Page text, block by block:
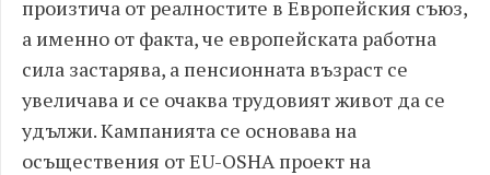
произтича от реалностите в Европейския съюз,
а именно от факта, че европейската работна
сила застарява, а пенсионната възраст се
увеличава и се очаква трудовият живот да се
удължи. Кампанията се основава на
осъществения от EU-OSHA проект на